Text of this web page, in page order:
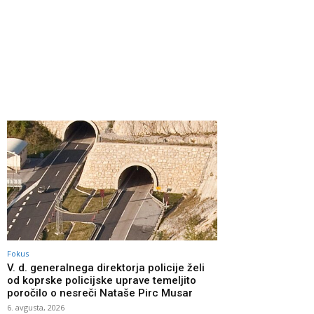
Fokus
V. d. generalnega direktorja policije želi
od koprske policijske uprave temeljito
poročilo o nesreči Nataše Pirc Musar
6. avgusta, 2026